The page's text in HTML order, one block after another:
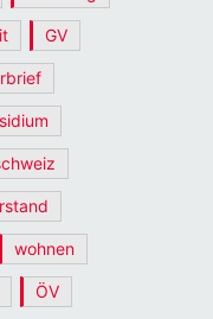
GV
wohnen
ÖV